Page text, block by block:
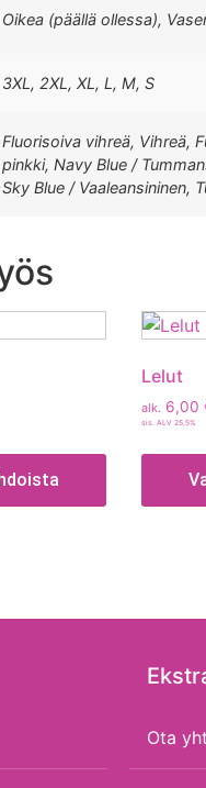
Oikea (päällä ollessa),
3XL, 2XL, XL, L, M, S
Fluorisoiva vihreä, Vihreä,
pinkki, Navy Blue /
Sky Blue / Vaaleansininen,
Lelut
alk. 6,00
sis. ALV 25,5%
Ota